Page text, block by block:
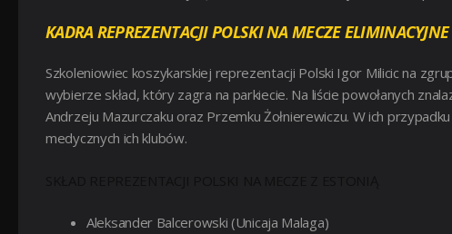
KADRA REPREZENTACJI POLSKI NA MECZE
Szkoleniowiec koszykarskiej reprezentacji Polski Igor Milicic na
wybierze skład, który zagra na parkiecie. Na liście powołanych
Andrzeju Mazurczaku oraz Przemku Żołnierewiczu. W ich
medycznych ich klubów.
Aleksander Balcerowski (Unicaja Malaga)